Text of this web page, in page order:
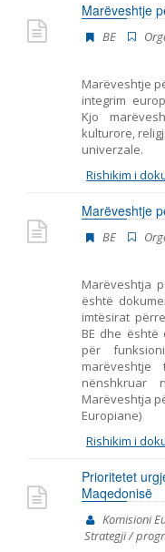
Marëveshtje
BE
Marëveshtje
integrim
Kjo
kulturore,
univerzale.
Rishikim i
Marëveshtje
BE
Marëveshtja
është
imtësirat
BE dhe
për
Marëveshtja
Europiane)
Rishikim i
Prioritetet
Maqedonisë
Komisioni
Strategji /